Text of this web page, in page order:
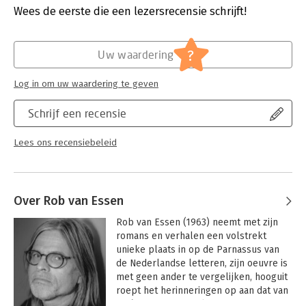
Verschijningsdatum:
1-9-2017
Literatuur en romans
Wees de eerste die een lezersrecensie schrijft!
Schrijf een recensie
Lees ons recensiebeleid
Uw waardering ?
Log in om uw waardering te geven
Over Rob van Essen
Rob van Essen (1963) neemt met zijn
romans en verhalen een volstrekt
unieke plaats in op de Parnassus van
de Nederlandse letteren, zijn oeuvre is
met geen ander te vergelijken, hooguit
roept het herinneringen op aan dat van